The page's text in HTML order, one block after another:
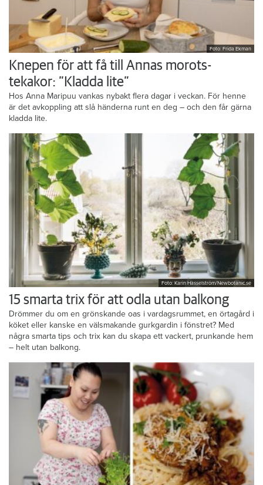
Foto: Frida Ekman
Knepen för att få till Annas morots-
tekakor: ”Kladda lite”
Hos Anna Maripuu vankas nybakt flera dagar i veckan. För henne
är det avkoppling att slå händerna runt en deg – och den får gärna
kladda lite.
Foto: Karin Hasselström/Newbotanic.se
15 smarta trix för att odla utan balkong
Drömmer du om en grönskande oas i vardagsrummet, en örtagård i
köket eller kanske en välsmakande gurkgardin i fönstret? Med
några smarta tips och trix kan du skapa ett vackert, prunkande hem
– helt utan balkong.